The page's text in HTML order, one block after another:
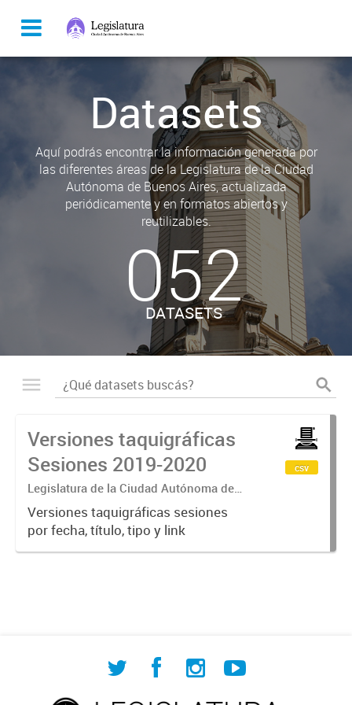
Datasets
Aquí podrás encontrar la información generada por
las diferentes áreas de la Legislatura de la Ciudad
Autónoma de Buenos Aires, actualizada
periódicamente y en formatos abiertos y
reutilizables.
052
DATASETS
Versiones taquigráficas
Sesiones 2019-2020
Legislatura de la Ciudad Autónoma de
Buenos Aires
Versiones taquigráficas sesiones
por fecha, título, tipo y link
csv